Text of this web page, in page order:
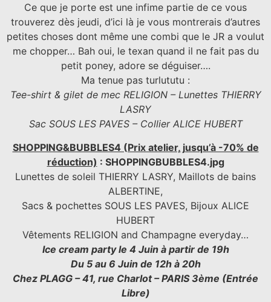
Ce que je porte est une infime partie de ce vous
trouverez dès jeudi, d’ici là je vous montrerais d’autres
petites choses dont même une combi que le JR a voulut
me chopper… Bah oui, le texan quand il ne fait pas du
petit poney, adore se déguiser….
Ma tenue pas turlututu :
Tee-shirt & gilet de mec RELIGION – Lunettes THIERRY
LASRY
Sac SOUS LES PAVES – Collier ALICE HUBERT
SHOPPING&BUBBLES4 (Prix atelier, jusqu’à -70% de
réduction) : SHOPPINGBUBBLES4.jpg
Lunettes de soleil THIERRY LASRY, Maillots de bains
ALBERTINE,
Sacs & pochettes SOUS LES PAVES, Bijoux ALICE
HUBERT
Vêtements RELIGION and Champagne everyday…
Ice cream party le 4 Juin à partir de 19h
Du 5 au 6 Juin de 12h à 20h
Chez PLAGG – 41, rue Charlot – PARIS 3ème (Entrée
Libre)